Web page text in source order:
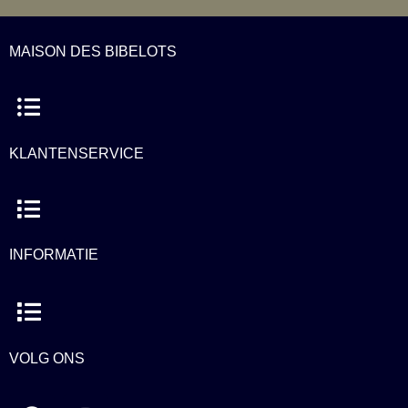
MAISON DES BIBELOTS
Menu
KLANTENSERVICE
Menu
INFORMATIE
Menu
VOLG ONS